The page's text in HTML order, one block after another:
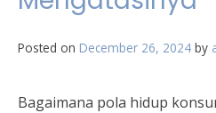
Posted on December 26, 2024 by
Bagaimana pola hidup